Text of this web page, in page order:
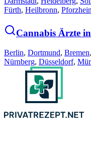
Fürth, Heilbronn,
Cannabis Ärzte
Berlin, Dortmund, Bremen,
Nürnberg, Düsseldorf,